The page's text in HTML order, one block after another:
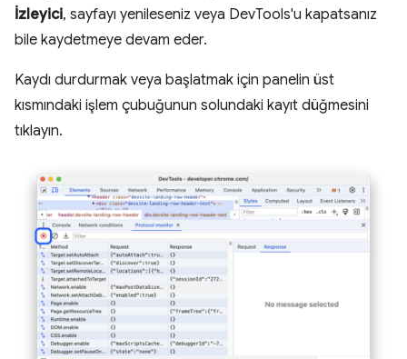
İzleyici, sayfayı yenileseniz veya DevTools'u kapatsanız
bile kaydetmeye devam eder.
Kaydı durdurmak veya başlatmak için panelin üst
kısmındaki işlem çubuğunun solundaki kayıt düğmesini
tıklayın.